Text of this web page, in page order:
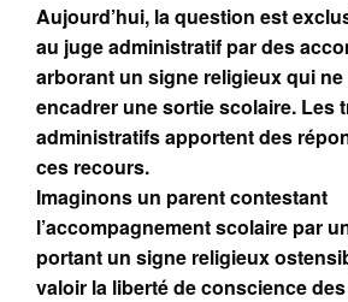
Aujourd’hui, la question est
au juge administratif par des
arborant un signe religieux qui
encadrer une sortie scolaire. Les
administratifs apportent des
ces recours.
Imaginons un parent contestant
l’accompagnement scolaire par
portant un signe religieux
valoir la liberté de conscience